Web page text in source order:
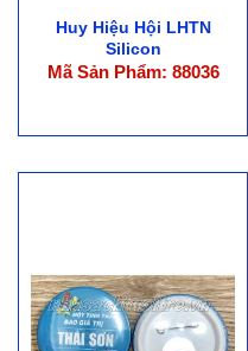
Huy Hiệu Hội LHTN
Silicon
Mã Sản Phẩm: 88036